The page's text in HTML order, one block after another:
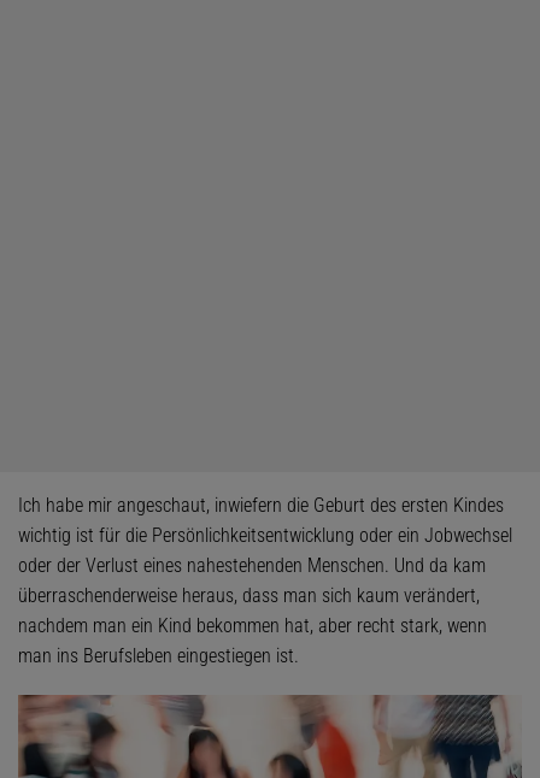
Ich habe mir angeschaut, inwiefern die Geburt des ersten Kindes
wichtig ist für die Persönlichkeitsentwicklung oder ein Jobwechsel
oder der Verlust eines nahestehenden Menschen. Und da kam
überraschenderweise heraus, dass man sich kaum verändert,
nachdem man ein Kind bekommen hat, aber recht stark, wenn
man ins Berufsleben eingestiegen ist.